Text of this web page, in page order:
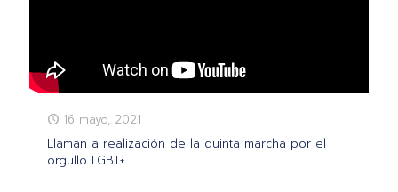
16 mayo, 2021
Llaman a realización de la quinta marcha por el
orgullo LGBT+.